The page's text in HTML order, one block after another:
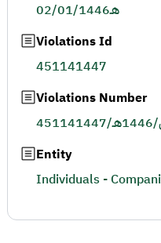
02/01/1446هـ
Violations Id
451141447
Violations Number
Entity
Individuals -